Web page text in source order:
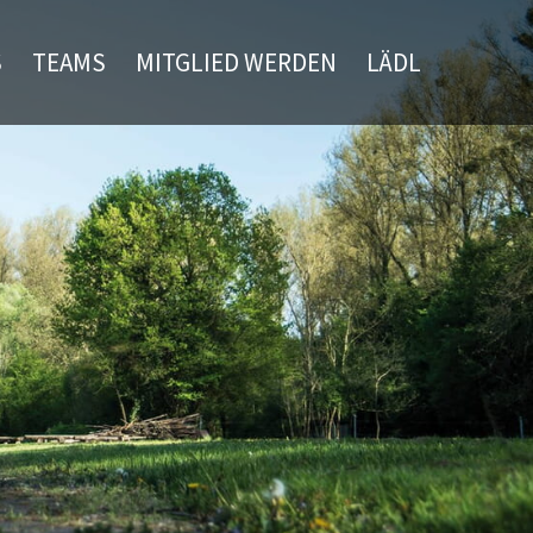
TEAMS MITGLIED WERDEN LÄDL